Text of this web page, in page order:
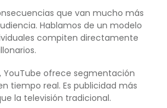
que van mucho más
Hablamos de un modelo
compiten directamente
YouTube ofrece segmentación
tiempo real. Es publicidad más
la televisión tradicional.